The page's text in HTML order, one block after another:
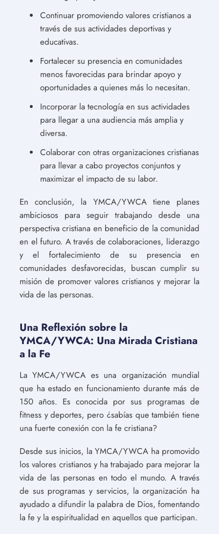
Continuar promoviendo valores cristianos a
través de sus actividades deportivas y
educativas.
Fortalecer su presencia en comunidades
menos favorecidas para brindar apoyo y
oportunidades a quienes más lo necesitan.
Incorporar la tecnología en sus actividades
para llegar a una audiencia más amplia y
diversa.
Colaborar con otras organizaciones cristianas
para llevar a cabo proyectos conjuntos y
maximizar el impacto de su labor.
En conclusión, la YMCA/YWCA tiene planes
ambiciosos para seguir trabajando desde una
perspectiva cristiana en beneficio de la comunidad
en el futuro. A través de colaboraciones, liderazgo
y el fortalecimiento de su presencia en
comunidades desfavorecidas, buscan cumplir su
misión de promover valores cristianos y mejorar la
vida de las personas.
Una Reflexión sobre la
YMCA/YWCA: Una Mirada Cristiana
a la Fe
La YMCA/YWCA es una organización mundial
que ha estado en funcionamiento durante más de
150 años. Es conocida por sus programas de
fitness y deportes, pero ¿sabías que también tiene
una fuerte conexión con la fe cristiana?
Desde sus inicios, la YMCA/YWCA ha promovido
los valores cristianos y ha trabajado para mejorar la
vida de las personas en todo el mundo. A través
de sus programas y servicios, la organización ha
ayudado a difundir la palabra de Dios, fomentando
la fe y la espiritualidad en aquellos que participan.